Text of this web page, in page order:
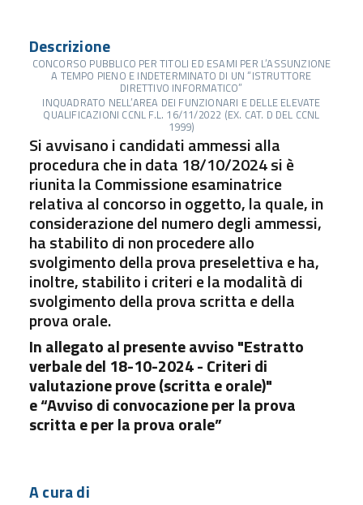
Descrizione
CONCORSO PUBBLICO PER TITOLI ED ESAMI PER L’ASSUNZIONE
A TEMPO PIENO E INDETERMINATO DI UN “ISTRUTTORE
DIRETTIVO INFORMATICO”
INQUADRATO NELL’AREA DEI FUNZIONARI E DELLE ELEVATE
QUALIFICAZIONI CCNL F.L. 16/11/2022 (EX. CAT. D DEL CCNL
1999)
Si avvisano i candidati ammessi alla
procedura che in data 18/10/2024 si è
riunita la Commissione esaminatrice
relativa al concorso in oggetto, la quale, in
considerazione del numero degli ammessi,
ha stabilito di non procedere allo
svolgimento della prova preselettiva e ha,
inoltre, stabilito i criteri e la modalità di
svolgimento della prova scritta e della
prova orale.
In allegato al presente avviso "Estratto
verbale del 18-10-2024 - Criteri di
valutazione prove (scritta e orale)"
e “Avviso di convocazione per la prova
scritta e per la prova orale”
A cura di